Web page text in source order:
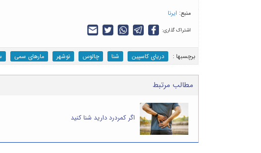
منبع: ایرنا
اشتراک گذاری:
برچسب‎ها : دریای کاسپین شنا چالوس نوشهر مارهای سمی
مطالب مرتبط
اگر کمردرد دارید شنا کنید